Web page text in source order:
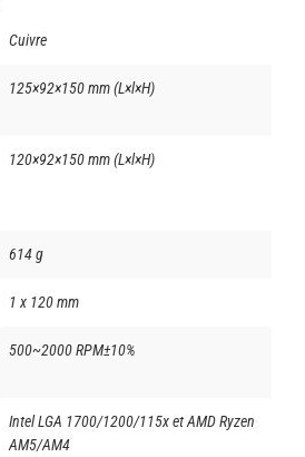
Cuivre
125×92×150 mm (L×l×H)
120×92×150 mm (L×l×H)
614 g
1 x 120 mm
500~2000 RPM±10%
Intel LGA 1700/1200/115x et AMD Ryzen
AM5/AM4